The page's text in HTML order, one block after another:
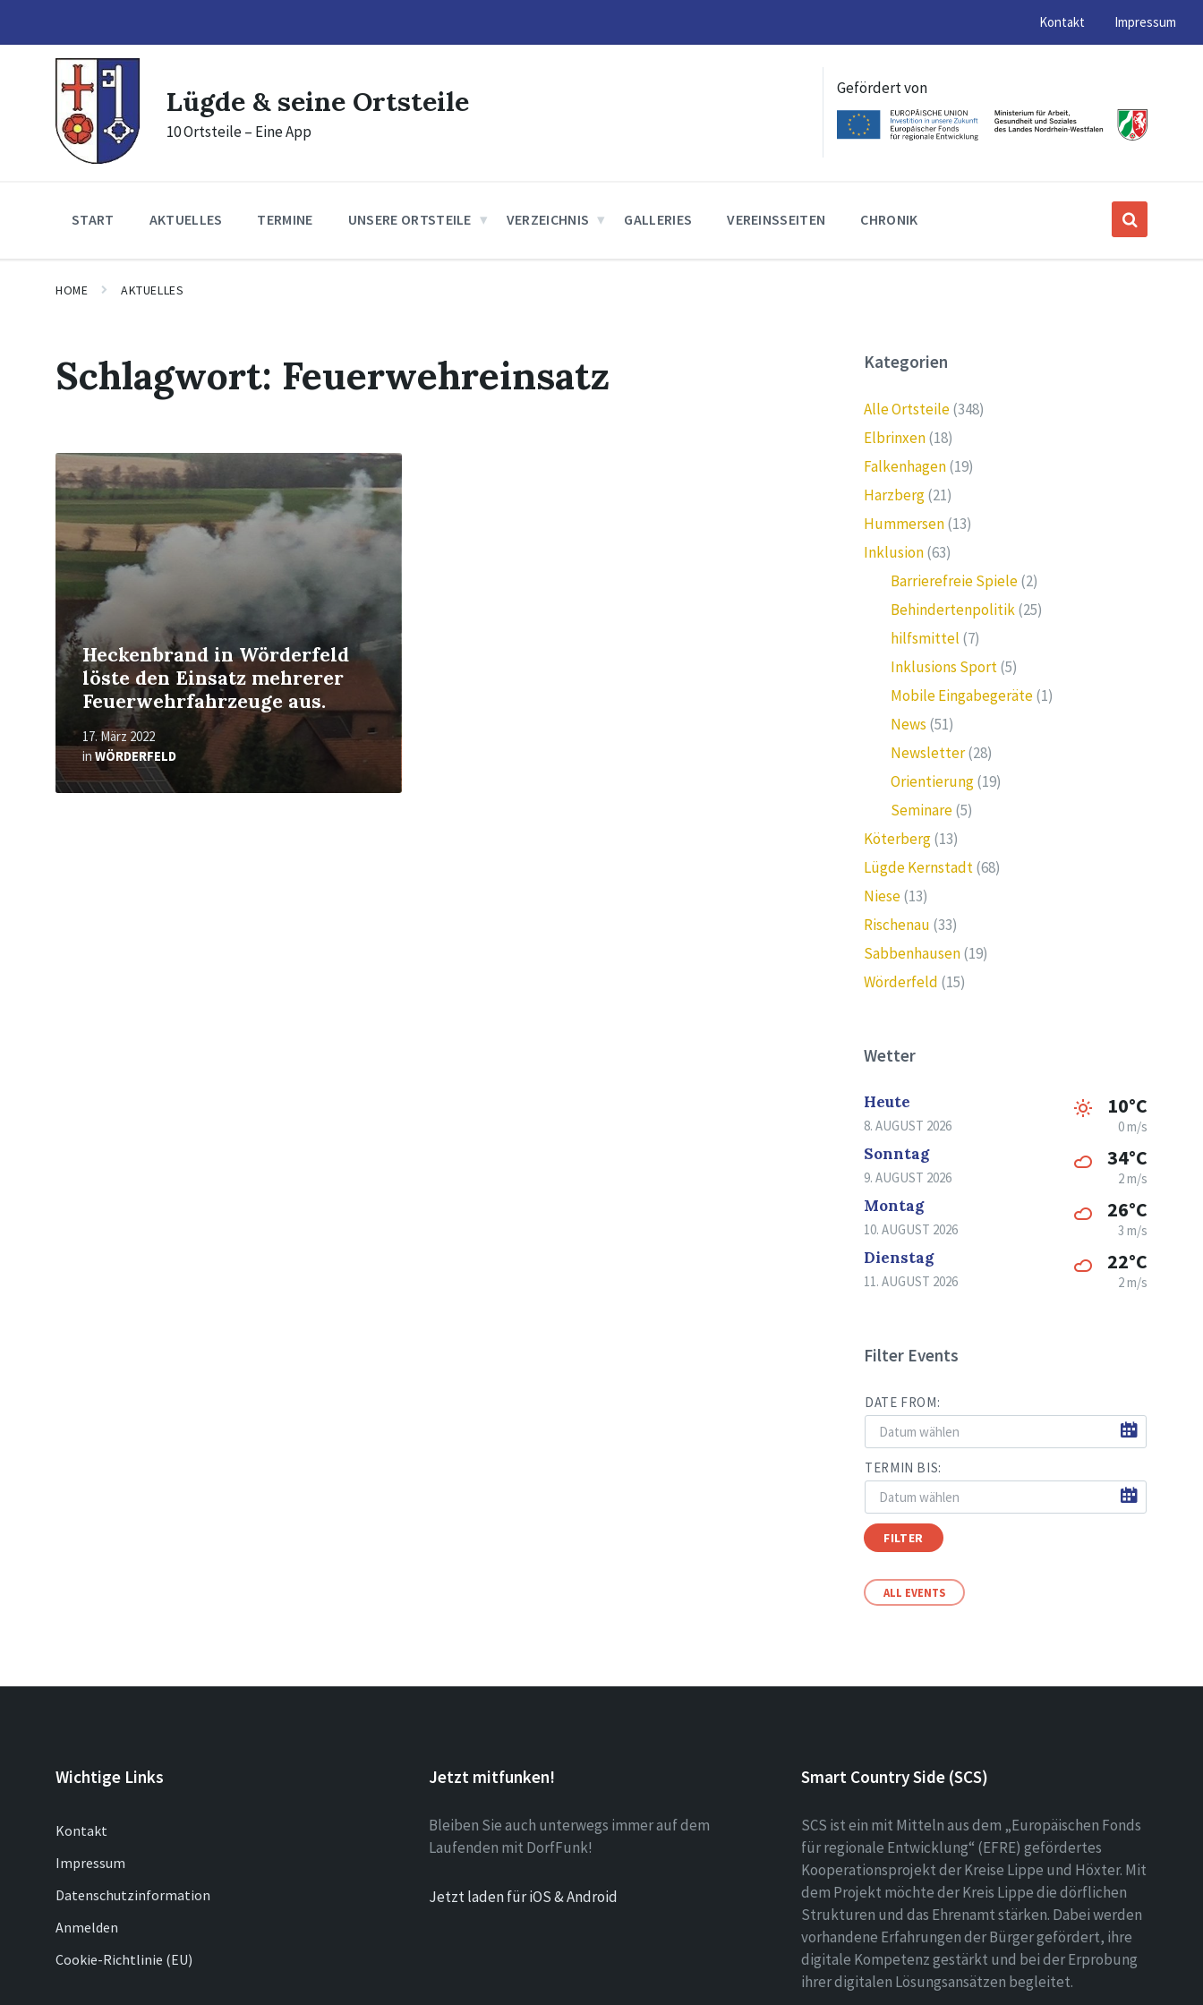
content
main
navigation
footer
Kontakt Impressum
Lügde & seine Ortsteile
10 Ortsteile – Eine App
Gefördert von
START AKTUELLES TERMINE UNSERE ORTSTEILE VERZEICHNIS GALLERIES VEREINSSEITEN CHRONIK
HOME AKTUELLES
Schlagwort: Feuerwehreinsatz
Heckenbrand in Wörderfeld
löste den Einsatz mehrerer
Feuerwehrfahrzeuge aus.
17. März 2022
in WÖRDERFELD
Mehr
erfahren
Kategorien
Alle Ortsteile(348)
Elbrinxen(18)
Falkenhagen(19)
Harzberg(21)
Hummersen(13)
Inklusion(63)
Barrierefreie Spiele(2)
Behindertenpolitik(25)
hilfsmittel (7)
Inklusions Sport(5)
Mobile Eingabegeräte(1)
News (51)
Newsletter(28)
Orientierung(19)
Seminare(5)
Köterberg(13)
Lügde Kernstadt(68)
Niese(13)
Rischenau (33)
Sabbenhausen(19)
Wörderfeld (15)
Wetter
Heute
8. AUGUST 2026
10°C
0 m/s
Sonntag
9. AUGUST 2026
34°C
2 m/s
Montag
10. AUGUST 2026
26°C
3 m/s
Dienstag
11. AUGUST 2026
22°C
2 m/s
Filter Events
DATE FROM:
TERMIN BIS:
FILTER
ALL EVENTS
Wichtige Links
Kontakt
Impressum
Datenschutzinformation
Anmelden
Cookie-Richtlinie (EU)
Jetzt mitfunken!
Bleiben Sie auch unterwegs immer auf dem
Laufenden mit DorfFunk!
Jetzt laden für iOS & Android
Smart Country Side (SCS)
SCS ist ein mit Mitteln aus dem „Europäischen Fonds
für regionale Entwicklung“ (EFRE) gefördertes
Kooperationsprojekt der Kreise Lippe und Höxter. Mit
dem Projekt möchte der Kreis Lippe die dörflichen
Strukturen und das Ehrenamt stärken. Dabei werden
vorhandene Erfahrungen der Bürger gefördert, ihre
digitale Kompetenz gestärkt und bei der Erprobung
ihrer digitalen Lösungsansätzen begleitet.